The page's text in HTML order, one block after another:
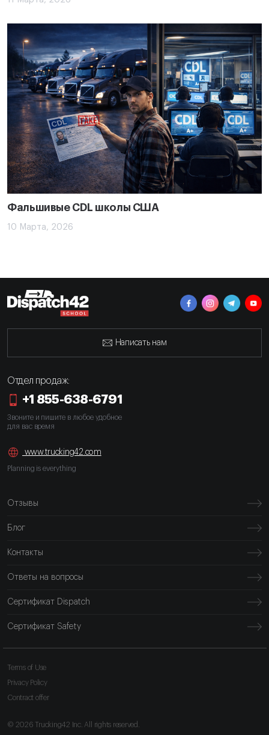
Фальшивые CDL школы США
10 Марта, 2026
Написать нам
Отдел продаж:
+1 855-638-6791
Звоните и пишите в любое удобное
для вас время
www.trucking42.com
Planning is everything
Отзывы
Блог
Контакты
Ответы на вопросы
Сертификат Dispatch
Сертификат Safety
© 2026 Trucking42 Inc. All rights reserved.
Terms of Use
Privacy Policy
Contract offer